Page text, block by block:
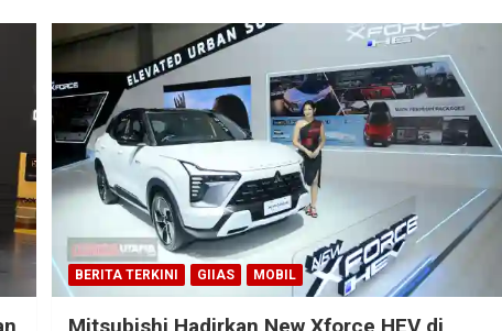
BERITA TERKINI GIIAS MOBIL
Mitsubishi Hadirkan New Xforce HEV di